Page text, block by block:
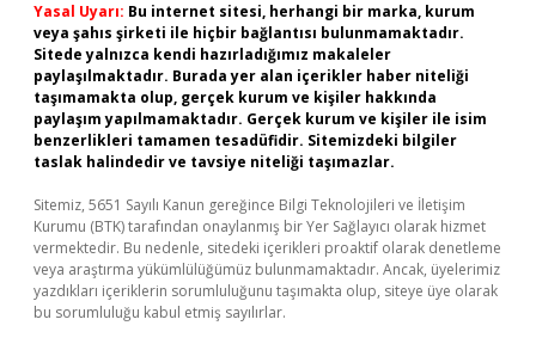
Yasal Uyarı: Bu internet sitesi, herhangi bir marka, kurum
veya şahıs şirketi ile hiçbir bağlantısı bulunmamaktadır.
Sitede yalnızca kendi hazırladığımız makaleler
paylaşılmaktadır. Burada yer alan içerikler haber niteliği
taşımamakta olup, gerçek kurum ve kişiler hakkında
paylaşım yapılmamaktadır. Gerçek kurum ve kişiler ile isim
benzerlikleri tamamen tesadüfidir. Sitemizdeki bilgiler
taslak halindedir ve tavsiye niteliği taşımazlar.
Sitemiz, 5651 Sayılı Kanun gereğince Bilgi Teknolojileri ve İletişim
Kurumu (BTK) tarafından onaylanmış bir Yer Sağlayıcı olarak hizmet
vermektedir. Bu nedenle, sitedeki içerikleri proaktif olarak denetleme
veya araştırma yükümlülüğümüz bulunmamaktadır. Ancak, üyelerimiz
yazdıkları içeriklerin sorumluluğunu taşımakta olup, siteye üye olarak
bu sorumluluğu kabul etmiş sayılırlar.